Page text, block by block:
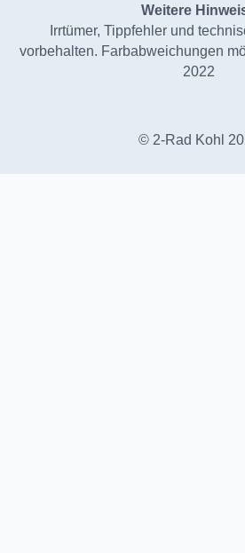
Weitere
Irrtümer, Tippfehler und
vorbehalten. Farbabweichungen
2022
© 2-Rad Kohl